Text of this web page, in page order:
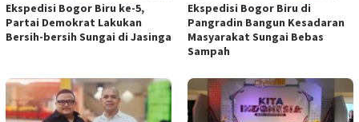
Ekspedisi Bogor Biru ke-5,
Partai Demokrat Lakukan
Bersih-bersih Sungai di Jasinga
Ekspedisi Bogor Biru di
Pangradin Bangun Kesadaran
Masyarakat Sungai Bebas
Sampah